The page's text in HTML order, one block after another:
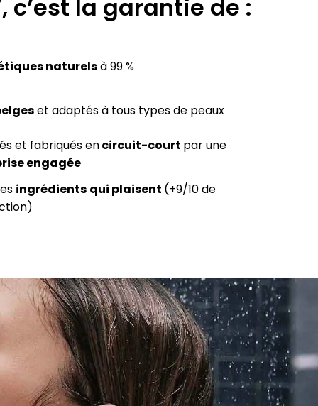
c’est la garantie de :
naturelsà 99 %
et adaptés à tous types de peaux
et fabriqués encircuit-court par une
engagée
ingrédients qui plaisent (+9/10 de